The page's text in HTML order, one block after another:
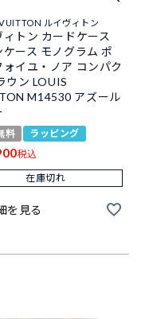
ルイヴィトン
ィトン カードケース
ケース モノグラム ポ
ォイユ・ノア コンパク
ウン LOUIS
M14530 アズール
料 ラッピング
税込
在庫切れ
を見る